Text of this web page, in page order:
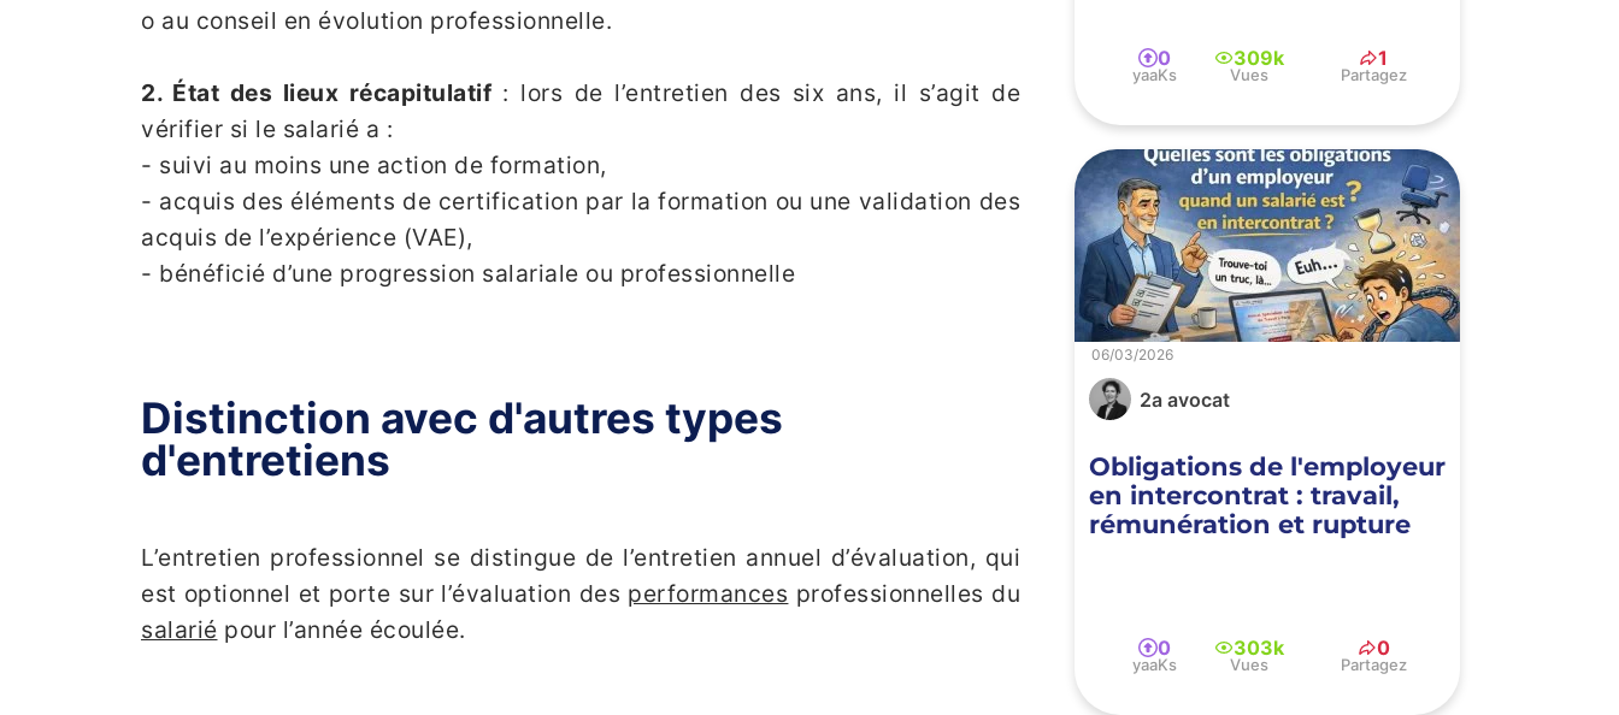
o au conseil en évolution professionnelle.
2. État des lieux récapitulatif : lors de l’entretien des six ans, il s’agit de
vérifier si le salarié a :
- suivi au moins une action de formation,
- acquis des éléments de certification par la formation ou une validation des
acquis de l’expérience (VAE),
- bénéficié d’une progression salariale ou professionnelle
Distinction avec d'autres types
d'entretiens
L’entretien professionnel se distingue de l’entretien annuel d’évaluation, qui
est optionnel et porte sur l’évaluation des performances professionnelles du
salarié pour l’année écoulée.
0
yaaKs
309k
Vues
1
Partagez
2a avocat
Obligations de l'employeur
en intercontrat : travail,
rémunération et rupture
06/03/2026
0
yaaKs
303k
Vues
0
Partagez